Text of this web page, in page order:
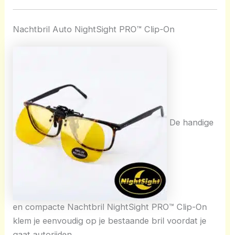
Nachtbril Auto NightSight PRO™ Clip-On
De handige
en compacte Nachtbril NightSight PRO™ Clip-On
klem je eenvoudig op je bestaande bril voordat je